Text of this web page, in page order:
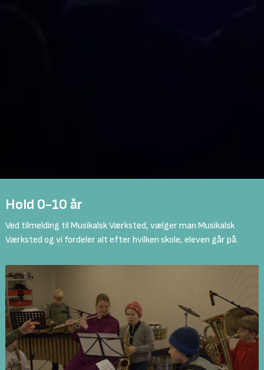
Hold 0-10 år
Ved tilmelding til Musikalsk Værksted, vælger man Musikalsk
Værksted og vi fordeler alt efter hvilken skole, eleven går på.